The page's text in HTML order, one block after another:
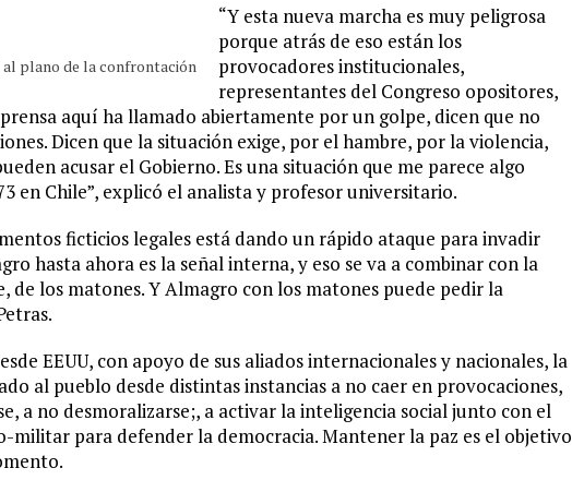
plano de la confrontación
“Y esta nueva marcha es muy peligrosa
porque atrás de eso están los
provocadores institucionales,
representantes del Congreso opositores,
aquí ha llamado abiertamente por un golpe, dicen que no
Dicen que la situación exige, por el hambre, por la violencia,
acusar el Gobierno. Es una situación que me parece algo
en Chile”, explicó el analista y profesor universitario.
ficticios legales está dando un rápido ataque para invadir
hasta ahora es la señal interna, y eso se va a combinar con la
de los matones. Y Almagro con los matones puede pedir la
EEUU, con apoyo de sus aliados internacionales y nacionales, la
al pueblo desde distintas instancias a no caer en provocaciones,
a no desmoralizarse;, a activar la inteligencia social junto con el
para defender la democracia. Mantener la paz es el objetivo